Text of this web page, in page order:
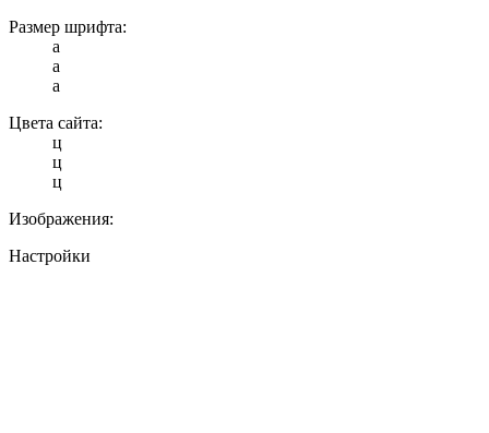
Размер шрифта:
a
a
a
Цвета сайта:
ц
ц
ц
Изображения:
Настройки